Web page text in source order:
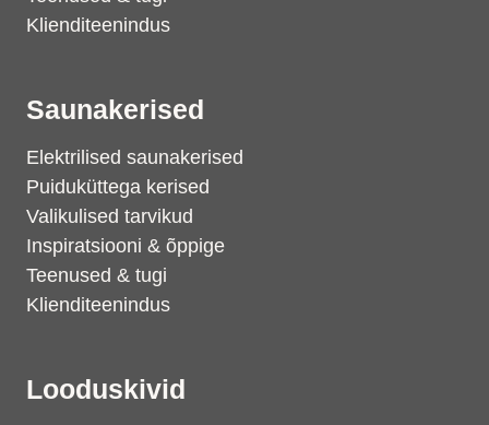
Klienditeenindus
Saunakerised
Elektrilised saunakerised
Puiduküttega kerised
Valikulised tarvikud
Inspiratsiooni & õppige
Teenused & tugi
Klienditeenindus
Looduskivid